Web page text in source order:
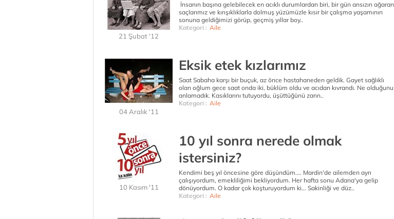
21 Şubat '12
İnsanın başına gelebilecek en acıklı durumlardan biri, bir gün ansızın ağaran
saçlarımız ve kırışıklıklarla dolmuş yüzümüzle kısır bir çalışma yaşamının
sonuna geldiğimizi görüp, geçmiş yıllar boy..
Kategori : Aile
04 Aralık '11
Eksik etek kızlarımız
Saat Sabaha karşı bir buçuk, az önce hastahaneden geldik. Gayet sağlıklı
olan oğlum gece saat onda iki, büklüm oldu ve acıdan kıvrandı. Ne olduğunu
anlamadık. Kasıklarını tutuyordu, üşüttüğünü zann..
Kategori : Aile
10 Kasım '11
10 yıl sonra nerede olmak
istersiniz?
Kendimi beş yıl öncesine göre düşündüm.... Mardin'de ailemden ayrı
çalışıyordum, emekliliğimi bekliyordum. Her hafta sonu Adana'ya gelip
dönüyordum. O kadar çok koşturuyordum ki... Sakinliği ve düz..
Kategori : Aile